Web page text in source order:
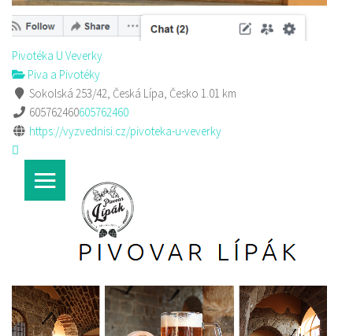
Pivotéka U Veverky
Piva a Pivotéky
Sokolská 253/42, Česká Lípa, Česko 1.01 km
605762460605762460
https://vyzvednisi.cz/pivoteka-u-veverky